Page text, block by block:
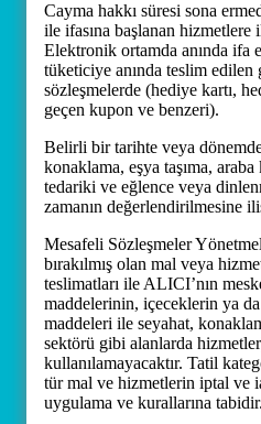
Cayma hakkı süresi sona
ile ifasına başlanan
Elektronik ortamda anında ifa
tüketiciye anında teslim
sözleşmelerde (hediye kartı,
geçen kupon ve benzeri).
Belirli bir tarihte veya dönemde
konaklama, eşya taşıma,
tedariki ve eğlence veya
zamanın değerlendirilmesine
Mesafeli Sözleşmeler
bırakılmış olan mal veya
teslimatları ile ALICI’nın
maddelerinin, içeceklerin ya
maddeleri ile seyahat,
sektörü gibi alanlarda
kullanılamayacaktır. Tatil
tür mal ve hizmetlerin iptal ve
uygulama ve kurallarına tabidir.